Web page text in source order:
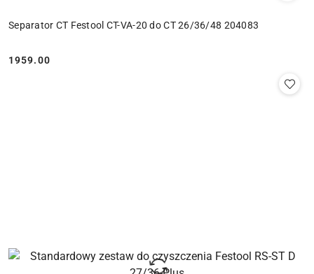
Separator CT Festool CT-VA-20 do CT 26/36/48 204083
Cena:
1959.00